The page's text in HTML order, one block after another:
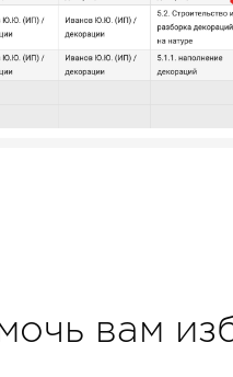
вам